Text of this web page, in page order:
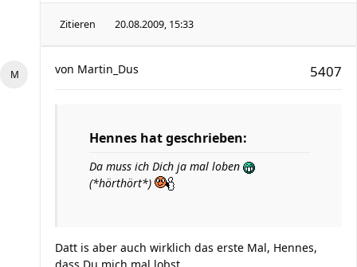
Zitieren 20.08.2009, 15:33
5407
von Martin_Dus
Hennes hat geschrieben:
Da muss ich Dich ja mal loben
(*hörthört*)
Datt is aber auch wirklich das erste Mal, Hennes,